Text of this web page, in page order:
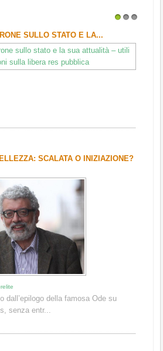
SULLO STATO E LA...
SCALATA O INIZIAZIONE?
dall’epilogo della famosa Ode su
senza entr...